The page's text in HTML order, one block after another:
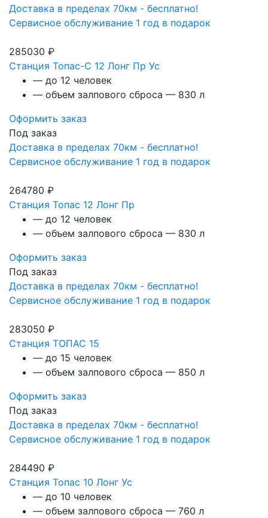
Доставка в пределах 70км - бесплатно!
Сервисное обслуживание 1 год в подарок
285030 ₽
Станция Топас-С 12 Лонг Пр Ус
— до 12 человек
— объем залпового сброса — 830 л
Оформить заказ
Под заказ
Доставка в пределах 70км - бесплатно!
Сервисное обслуживание 1 год в подарок
264780 ₽
Станция Топас 12 Лонг Пр
— до 12 человек
— объем залпового сброса — 830 л
Оформить заказ
Под заказ
Доставка в пределах 70км - бесплатно!
Сервисное обслуживание 1 год в подарок
283050 ₽
Станция ТОПАС 15
— до 15 человек
— объем залпового сброса — 850 л
Оформить заказ
Под заказ
Доставка в пределах 70км - бесплатно!
Сервисное обслуживание 1 год в подарок
284490 ₽
Станция Топас 10 Лонг Ус
— до 10 человек
— объем залпового сброса — 760 л